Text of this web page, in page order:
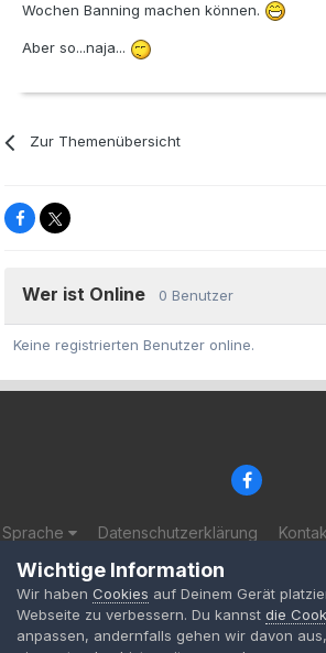
Wochen Banning machen können.
Aber so...naja...
Zur Themenübersicht
Wer ist Online 0 Benutzer
Keine registrierten Benutzer online.
Sprache Datenschutzerklärung
© 2002-2025 BF-
Powered by Invision
Wichtige Information
Wir haben Cookies auf Deinem Gerät
Webseite zu verbessern. Du kannst die
anpassen, andernfalls gehen wir davon